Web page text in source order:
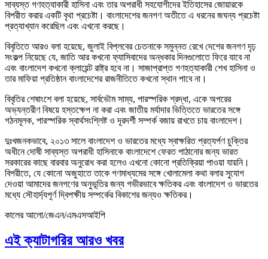
সাব্যস্ত গণহত্যাকারী হাসিনা এবং তার অপরাধী সহযোগীদের ইতিহাসের জোয়ারকে
বিপরীত করার একটি বৃথা প্রচেষ্টা। বাংলাদেশের জনগণ অতীতে এ ধরনের জঘন্য প্রচেষ্টা
প্রত্যাখ্যান করেছিল এবং এখনো করছে।
বিবৃতিতে আরও বলা হয়েছে, জুলাই বিপ্লবের চেতনাকে সমুন্নত রেখে দেশের জনগণ দৃঢ়
সংকল্প নিয়েছে যে, জাতি আর কখনো ফ্যাসিবাদের অন্ধকার দিনগুলোতে ফিরে যাবে না
এবং বাংলাদেশ কখনো ক্লায়েন্ট রাষ্ট্র হবে না। সাজাপ্রাপ্ত গণহত্যাকারী শেখ হাসিনা ও
তার মাফিয়া প্রতিষ্ঠান বাংলাদেশের রাজনীতিতে কখনো স্থান পাবে না।
বিবৃতির শেষাংশে বলা হয়েছে, সার্বভৌম সাম্য, পারস্পরিক শ্রদ্ধা, একে অপরের
অভ্যন্তরীণ বিষয়ে হস্তক্ষেপ না করা এবং জাতীয় মর্যাদার ভিত্তিতে ভারতের সঙ্গে
গঠনমূলক, পারস্পরিক স্বার্থসংশ্লিষ্ট ও দূরদর্শী সম্পর্ক বজায় রাখতে চায় বাংলাদেশ।
দুঃখজনকভাবে, ২০১৩ সালে বাংলাদেশ ও ভারতের মধ্যে স্বাক্ষরিত প্রত্যর্পণ চুক্তির
অধীনে দোষী সাব্যস্ত অপরাধী হাসিনাকে বাংলাদেশে ফেরত পাঠানোর জন্য ভারত
সরকারের কাছে বারবার অনুরোধ করা হলেও এখনো কোনো প্রতিক্রিয়া পাওয়া যায়নি।
বিপরীতে, যে কোনো অজুহাতে তাকে গণমাধ্যমের সঙ্গে খোলামেলা কথা বলার সুযোগ
দেওয়া আমাদের জনগণের অনুভূতির জন্য গভীরভাবে ক্ষতিকর এবং বাংলাদেশ ও ভারতের
মধ্যে সৌহার্দ্যপূর্ণ দ্বিপক্ষীয় সম্পর্কের বিকাশের জন্যও ক্ষতিকর।
কালের আলো/জেএন/এমএসআইপি
এই ক্যাটাগরির আরও খবর